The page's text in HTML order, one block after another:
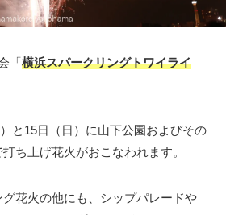
「横浜スパークリングトワイライ
と15日（日）に山下公園およびその
ち上げ花火がおこなわれます。
グ花火の他にも、シップパレードや